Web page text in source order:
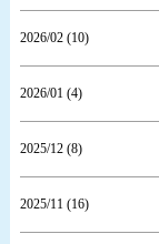
2026/02 (10)
2026/01 (4)
2025/12 (8)
2025/11 (16)